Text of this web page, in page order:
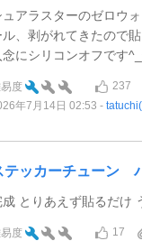
ュアラスターのゼロウ
ル、剥がれてきたので
念にシリコンオフです
度 237
年7月14日 02:53
テッカーチューン
成 とりあえず貼るだけ
度 17